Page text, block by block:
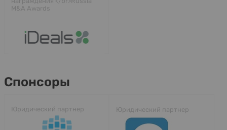
M&A Awards
Спонсоры
Юридический партнер Юридический партнер